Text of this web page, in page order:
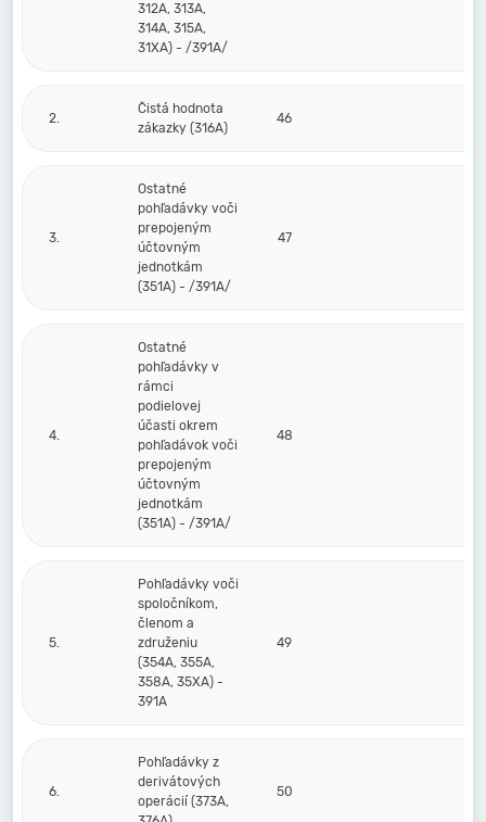
312A, 313A,
314A, 315A,
31XA) - /391A/
2.
Čistá hodnota
zákazky (316A)
46
3.
Ostatné
pohľadávky voči
prepojeným
účtovným
jednotkám
(351A) - /391A/
47
4.
Ostatné
pohľadávky v
rámci
podielovej
účasti okrem
pohľadávok voči
prepojeným
účtovným
jednotkám
(351A) - /391A/
48
5.
Pohľadávky voči
spoločníkom,
členom a
združeniu
(354A, 355A,
358A, 35XA) -
391A
49
6.
Pohľadávky z
derivátových
operácií (373A,
50